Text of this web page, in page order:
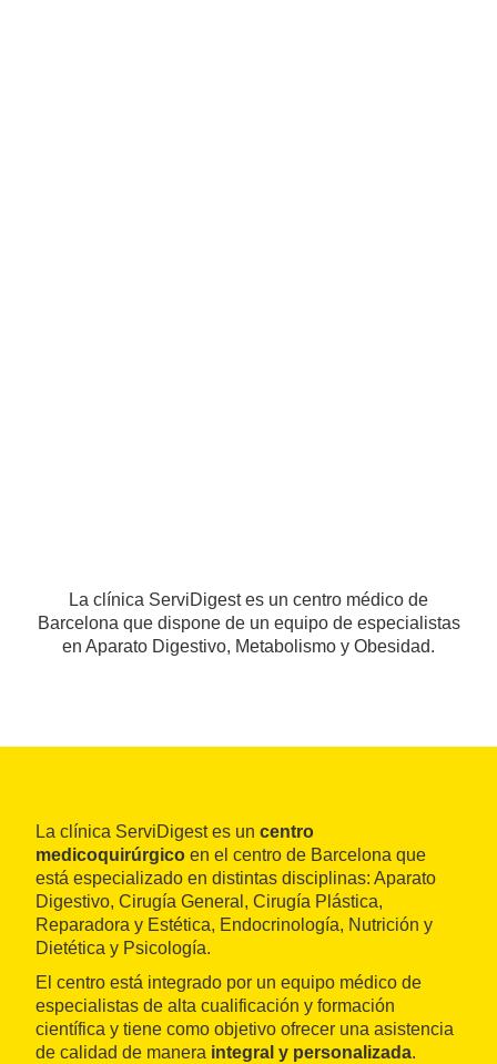
La clínica ServiDigest es un centro médico de
Barcelona que dispone de un equipo de especialistas
en Aparato Digestivo, Metabolismo y Obesidad.
La clínica ServiDigest es un centro
medicoquirúrgico en el centro de Barcelona que
está especializado en distintas disciplinas: Aparato
Digestivo, Cirugía General, Cirugía Plástica,
Reparadora y Estética, Endocrinología, Nutrición y
Dietética y Psicología.
El centro está integrado por un equipo médico de
especialistas de alta cualificación y formación
científica y tiene como objetivo ofrecer una asistencia
de calidad de manera integral y personalizada.